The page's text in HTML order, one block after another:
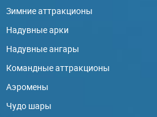
Зимние аттракционы
Надувные арки
Надувные ангары
Командные аттракционы
Аэромены
Чудо шары